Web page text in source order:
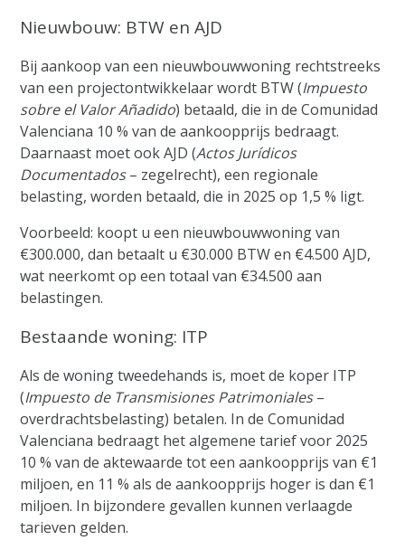
Nieuwbouw: BTW en AJD
Bij aankoop van een nieuwbouwwoning rechtstreeks
van een projectontwikkelaar wordt BTW (Impuesto
sobre el Valor Añadido) betaald, die in de Comunidad
Valenciana 10 % van de aankoopprijs bedraagt.
Daarnaast moet ook AJD (Actos Jurídicos
Documentados– zegelrecht), een regionale
belasting, worden betaald, die in 2025 op 1,5 % ligt.
Voorbeeld: koopt u een nieuwbouwwoning van
€300.000, dan betaalt u €30.000 BTW en €4.500 AJD,
wat neerkomt op een totaal van €34.500 aan
belastingen.
Bestaande woning: ITP
Als de woning tweedehands is, moet de koper ITP
(Impuesto de Transmisiones Patrimoniales–
overdrachtsbelasting) betalen. In de Comunidad
Valenciana bedraagt het algemene tarief voor 2025
10 % van de aktewaarde tot een aankoopprijs van €1
miljoen, en 11 % als de aankoopprijs hoger is dan €1
miljoen. In bijzondere gevallen kunnen verlaagde
tarieven gelden.